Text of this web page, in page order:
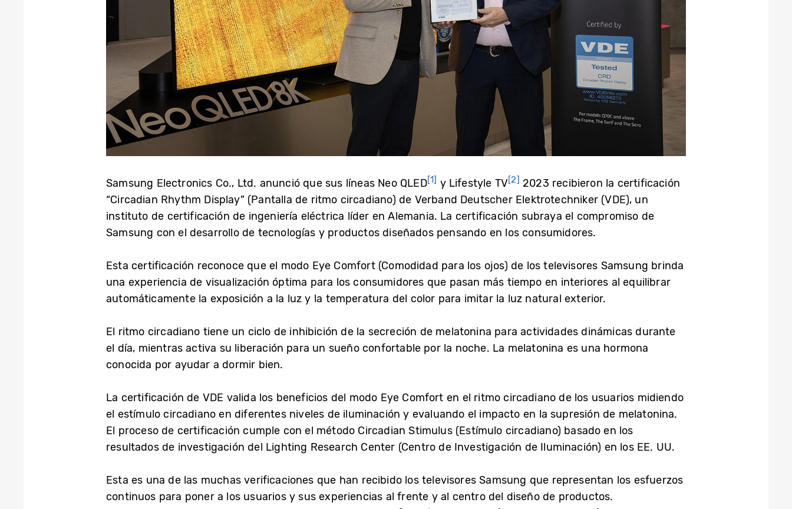
Samsung Electronics Co., Ltd. anunció que sus líneas Neo QLED[1] y Lifestyle TV[2] 2023 recibieron la certificación
“Circadian Rhythm Display” (Pantalla de ritmo circadiano) de Verband Deutscher Elektrotechniker (VDE), un
instituto de certificación de ingeniería eléctrica líder en Alemania. La certificación subraya el compromiso de
Samsung con el desarrollo de tecnologías y productos diseñados pensando en los consumidores.
Esta certificación reconoce que el modo Eye Comfort (Comodidad para los ojos) de los televisores Samsung brinda
una experiencia de visualización óptima para los consumidores que pasan más tiempo en interiores al equilibrar
automáticamente la exposición a la luz y la temperatura del color para imitar la luz natural exterior.
El ritmo circadiano tiene un ciclo de inhibición de la secreción de melatonina para actividades dinámicas durante
el día, mientras activa su liberación para un sueño confortable por la noche. La melatonina es una hormona
conocida por ayudar a dormir bien.
La certificación de VDE valida los beneficios del modo Eye Comfort en el ritmo circadiano de los usuarios midiendo
el estímulo circadiano en diferentes niveles de iluminación y evaluando el impacto en la supresión de melatonina.
El proceso de certificación cumple con el método Circadian Stimulus (Estímulo circadiano) basado en los
resultados de investigación del Lighting Research Center (Centro de Investigación de Iluminación) en los EE. UU.
Esta es una de las muchas verificaciones que han recibido los televisores Samsung que representan los esfuerzos
continuos para poner a los usuarios y sus experiencias al frente y al centro del diseño de productos.